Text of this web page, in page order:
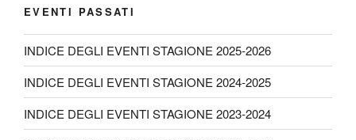
EVENTI PASSATI
INDICE DEGLI EVENTI STAGIONE 2025-2026
INDICE DEGLI EVENTI STAGIONE 2024-2025
INDICE DEGLI EVENTI STAGIONE 2023-2024